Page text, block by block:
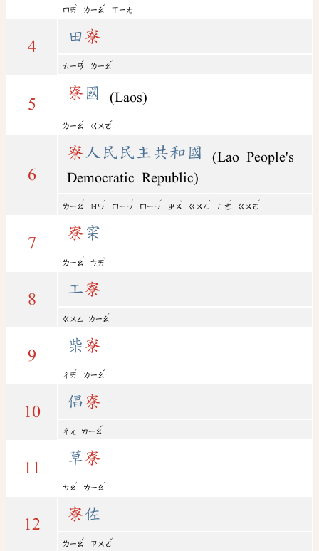
ㄇㄞ
ˋ
ㄌㄧㄠ
ˊ
ㄒㄧㄤ
4
田 寮
ㄊㄧㄢ
ˊ
ㄌㄧㄠ
ˊ
5
寮 國 (Laos)
ㄌㄧㄠ
ˊ
ㄍㄨㄛ
ˊ
6
寮人民民主共和國
(Lao People's
Democratic Republic)
ㄌㄧㄠ
ˊ
ㄖㄣ
ˊ
ㄇㄧㄣ
ˊ
ㄇㄧㄣ
ˊ
ㄓㄨ
ˇ
ㄍㄨㄥ
ˋ
ㄏㄜ
ˊ
ㄍㄨㄛ
ˊ
7
寮 寀
ㄌㄧㄠ
ˊ
ㄘㄞ
ˇ
8
工寮
ㄍㄨㄥ ㄌㄧㄠ
ˊ
9
柴 寮
ㄔㄞ
ˊ
ㄌㄧㄠ
ˊ
10
倡寮
ㄔㄤ ㄌㄧㄠ
ˊ
11
草寮
ㄘㄠ
ˇ
ㄌㄧㄠ
ˊ
12
寮佐
ㄌㄧㄠ
ˊ
ㄗㄨㄛ
ˇ